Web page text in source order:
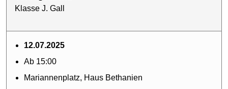
Klasse J. Gall
12.07.2025
Ab 15:00
Mariannenplatz, Haus Bethanien